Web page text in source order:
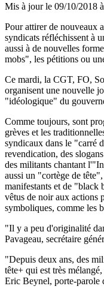
Mis à jour le 09/10/2018
Pour attirer de nouveaux
syndicats réfléchissent à
aussi à de nouvelles
mobs", les pétitions ou
Ce mardi, la CGT, FO,
organisent une nouvelle
"idéologique" du
Comme toujours, sont
grèves et les
syndicaux dans le "carré
revendication, des
des militants chantant
aussi un "cortège de
manifestants et de "black
vêtus de noir aux actions
symboliques, comme les
"Il y a peu d'originalité
Pavageau, secrétaire
"Depuis deux ans, des
tête+ qui est très
Eric Beynel, porte-parole